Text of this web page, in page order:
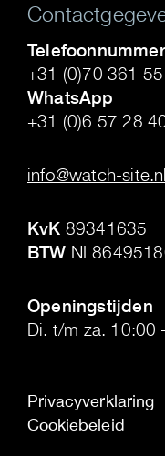
+31 (0)70 361
WhatsApp
+31 (0)6 57 28
info@watch-site.nl
KvK 89341635
BTW
Openingstijden
Di. t/m za. 10:00
Privacyverklaring
Cookiebeleid